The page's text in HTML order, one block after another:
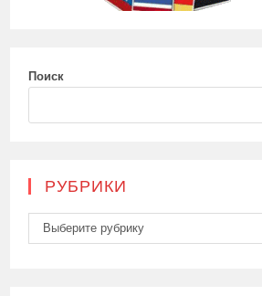
Поиск
РУБРИКИ
Рубрики
Выберите рубрику